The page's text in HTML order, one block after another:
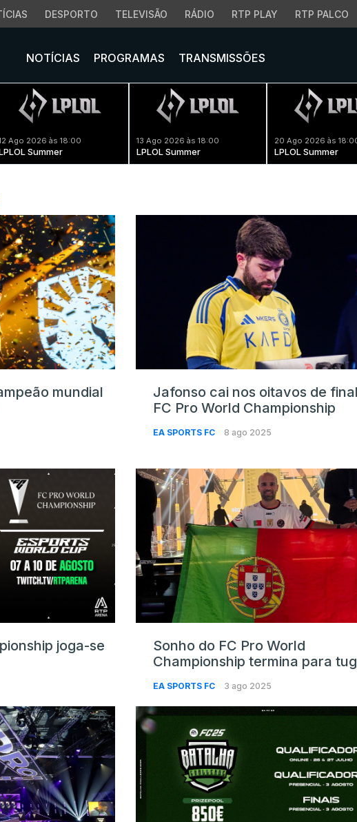
DESPORTO TELEVISÃO RÁDIO RTP PLAY RTP PALCO
NOTÍCIAS PROGRAMAS TRANSMISSÕES
Ago 2026 às 18:00
Summer
13 Ago 2026 às 18:00
LPLOL Summer
20 Ago 2026 às
LPLOL Summer
mundial
Jafonso cai nos oitavos de
FC Pro World Championship
EA SPORTS FC 8 ago 2025
joga-se
Sonho do FC Pro World
Championship termina para
EA SPORTS FC 3 ago 2025